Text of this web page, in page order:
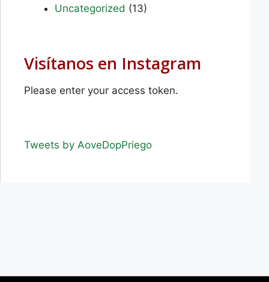
Uncategorized (13)
Visítanos en Instagram
Please enter your access token.
Tweets by AoveDopPriego